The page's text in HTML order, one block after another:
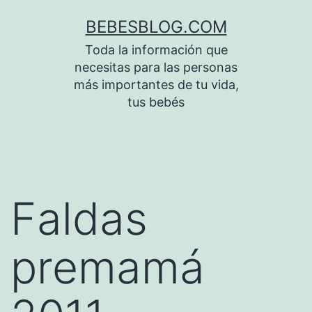
BEBESBLOG.COM
Toda la información que
necesitas para las personas
más importantes de tu vida,
tus bebés
Faldas
premamá